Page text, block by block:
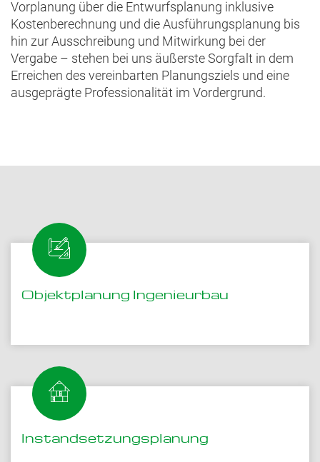
Vorplanung über die Entwurfsplanung inklusive
Kostenberechnung und die Ausführungsplanung bis
hin zur Ausschreibung und Mitwirkung bei der
Vergabe – stehen bei uns äußerste Sorgfalt in dem
Erreichen des vereinbarten Planungsziels und eine
ausgeprägte Professionalität im Vordergrund.
Objektplanung Ingenieurbau
Instandsetzungsplanung